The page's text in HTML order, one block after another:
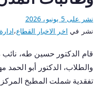
نشر على5 يونيو، 2026
نشر في اخر الاخبار القطاع،
قام الدكتور حسين طه، نائب
والطلاب، الدكتور أبو الحمد
تفقدية شملت المطبخ